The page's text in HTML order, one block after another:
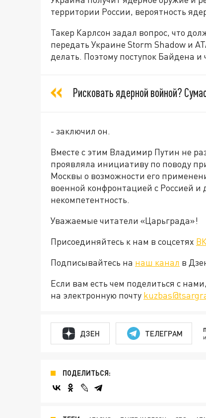
территории России, вероятность
Такер Карлсон задал вопрос, что
передать Украине Storm Shadow и
делать. Поэтому поступок Байдена
Рисковать ядерной войной?
- заключил он.
Вместе с этим Владимир Путин не
проявляла инициативу по поводу
Москвы о возможности его
военной конфронтацией с Россией и
некомпетентность.
Уважаемые читатели «Царьграда»!
Присоединяйтесь к нам в соцсетях
Подписывайтесь на наш канал в
Если вам есть чем поделиться с
на электронную почту
ДЗЕН ТЕЛЕГРАМ
ПОДЕЛИТЬСЯ: